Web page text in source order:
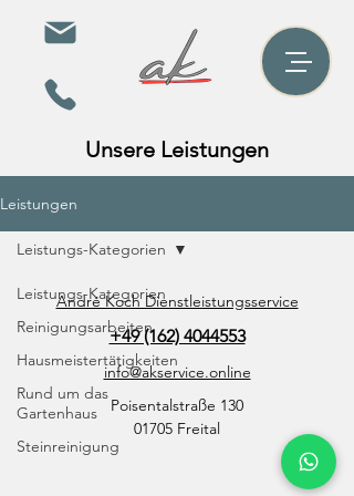
Unsere Leistungen
Leistungen
Leistungs-Kategorien
Reinigungsarbeiten
Hausmeistertätigkeiten
Rund um das
Gartenhaus
Steinreinigung
Leistungs-Kategorien
André Koch Dienstleistungsservice
+49 (162) 4044553
info@akservice.online
Poisentalstraße 130
01705 Freital